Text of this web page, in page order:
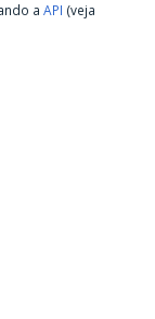
a API (veja